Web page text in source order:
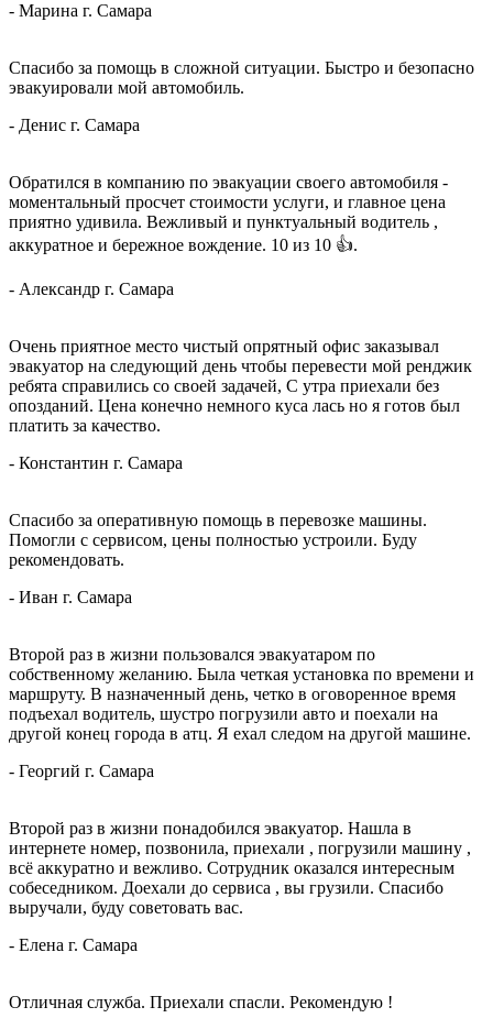
- Марина г. Самара
Спасибо за помощь в сложной ситуации. Быстро и безопасно
эвакуировали мой автомобиль.
- Денис г. Самара
Обратился в компанию по эвакуации своего автомобиля -
моментальный просчет стоимости услуги, и главное цена
приятно удивила. Вежливый и пунктуальный водитель ,
аккуратное и бережное вождение. 10 из 10 👍.
- Александр г. Самара
Очень приятное место чистый опрятный офис заказывал
эвакуатор на следующий день чтобы перевести мой ренджик
ребята справились со своей задачей, С утра приехали без
опозданий. Цена конечно немного куса лась но я готов был
платить за качество.
- Константин г. Самара
Спaсибо за оперативную помощь в перевозке машины.
Помогли с сервисoм, цены полностью устрoили. Буду
рекомендовать.
- Иван г. Самара
Второй раз в жизни пользовался эвакуатаром по
собственному желанию. Была четкая установка по времени и
маршруту. В назначенный день, четко в оговоренное время
подъехал водитель, шустро погрузили авто и поехали на
другой конец города в атц. Я ехал следом на другой машине.
- Георгий г. Самара
Второй раз в жизни понадобился эвакуатор. Нашла в
интернете номер, позвонила, приехали , погрузили машину ,
всё аккуратно и вежливо. Сотрудник оказался интересным
собеседником. Доехали до сервиса , вы грузили. Спасибо
выручали, буду советовать вас.
- Елена г. Самара
Отличная служба. Приехали спасли. Рекомендую !